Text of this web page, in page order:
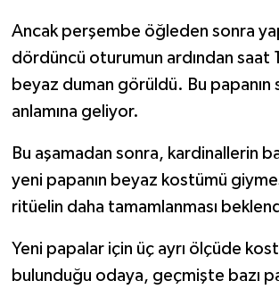
Ancak perşembe öğleden sonra
dördüncü oturumun ardından
beyaz duman görüldü. Bu papanın
anlamına geliyor.
Bu aşamadan sonra, kardinallerin
yeni papanın beyaz kostümü
ritüelin daha tamamlanması
Yeni papalar için üç ayrı ölçüde
bulunduğu odaya, geçmişte bazı